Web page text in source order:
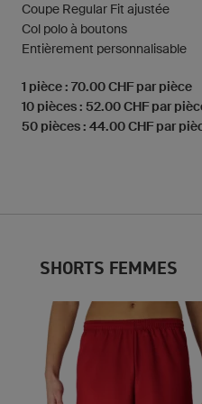
Coupe Regular Fit ajustée
Col polo à boutons
Entièrement personnalisable
1 pièce : 70.00 CHF par pièce
10 pièces : 52.00 CHF par
50 pièces : 44.00 CHF par
SHORTS FEMMES